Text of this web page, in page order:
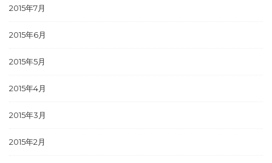
2015年7月
2015年6月
2015年5月
2015年4月
2015年3月
2015年2月